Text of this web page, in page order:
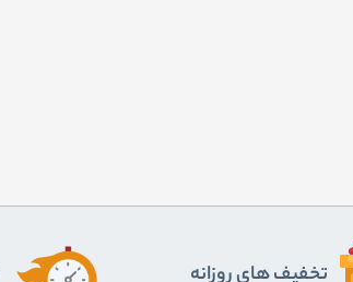
تخفیف های روزانه